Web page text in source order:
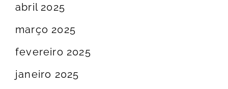
abril 2025
março 2025
fevereiro 2025
janeiro 2025